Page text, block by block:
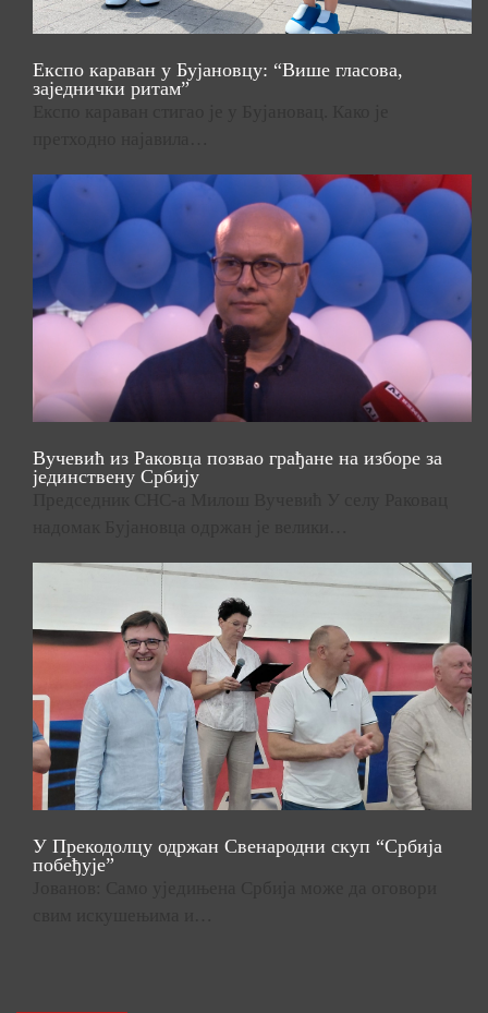
Експо караван у Бујановцу: “Више гласова,
заједнички ритам”
Вучевић из Раковца позвао грађане на изборе за
јединствену Србију
У Прекодолцу одржан Свенародни скуп “Србија
побеђује”